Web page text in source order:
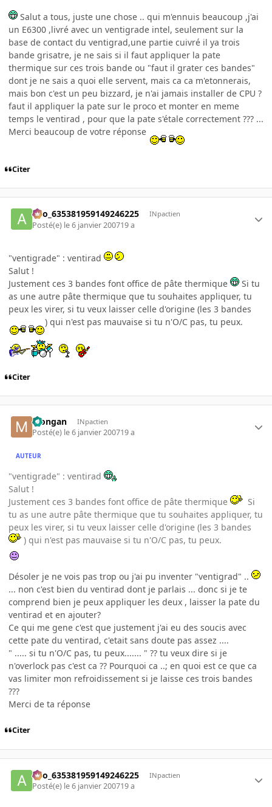
Salut a tous, juste une chose .. qui m'ennuis beaucoup ,j'ai
un E6300 ,livré avec un ventigrade intel, seulement sur la
base de contact du ventigrad,une partie cuivré il ya trois
bande grisatre, je ne sais si il faut appliquer la pate
thermique sur ces trois bande ou "faut il grater ces bandes"
dont je ne sais a quoi elle servent, mais ca ca m'etonnerais,
mais bon c'est un peu bizzard, je n'ai jamais installer de CPU ?
faut il appliquer la pate sur le proco et monter en meme
temps le ventirad , pour que la pate s'étale correctement ??? ...
Merci beaucoup de votre réponse
Citer
ano_635381959149246225 INpactien
Posté(e) le 6 janvier 200719 a
"ventigrade" : ventirad
Salut !
Justement ces 3 bandes font office de pâte thermique
Si tu
as une autre pâte thermique que tu souhaites appliquer, tu
peux les virer, si tu veux laisser celle d'origine (les 3 bandes
) qui n'est pas mauvaise si tu n'O/C pas, tu peux.
Citer
Mongan INpactien
Posté(e) le 6 janvier 200719 a
AUTEUR
"ventigrade" : ventirad
Salut !
Justement ces 3 bandes font office de pâte thermique
Si
tu as une autre pâte thermique que tu souhaites appliquer, tu
peux les virer, si tu veux laisser celle d'origine (les 3 bandes
) qui n'est pas mauvaise si tu n'O/C pas, tu peux.
Désoler je ne vois pas trop ou j'ai pu inventer "ventigrad" ..
... non c'est bien du ventirad dont je parlais ... donc si je te
comprend bien je peux appliquer les deux , laisser la pate du
ventirad et en ajouter?
Ce qui me gene c'est que justement j'ai eu des soucis avec
cette pate du ventirad, c'etait sans doute pas assez ....
" ..... si tu n'O/C pas, tu peux....... " ?? tu veux dire si je
n'overlock pas c'est ca ?? Pourquoi ca ..; en quoi est ce que ca
vas limiter mon refroidissement si je laisse ces trois bandes
???
Merci de ta réponse
Citer
ano_635381959149246225 INpactien
Posté(e) le 6 janvier 200719 a